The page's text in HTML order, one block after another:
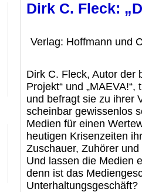
Dirk C. Fleck:
Verlag: Hoffmann und
Dirk C. Fleck, Autor der
Projekt“ und
und befragt sie zu ihrer
scheinbar gewissenlos
Medien für einen
heutigen Krisenzeiten
Zuschauer, Zuhörer
Und lassen die Medien
denn ist das
Unterhaltungsgeschäft?